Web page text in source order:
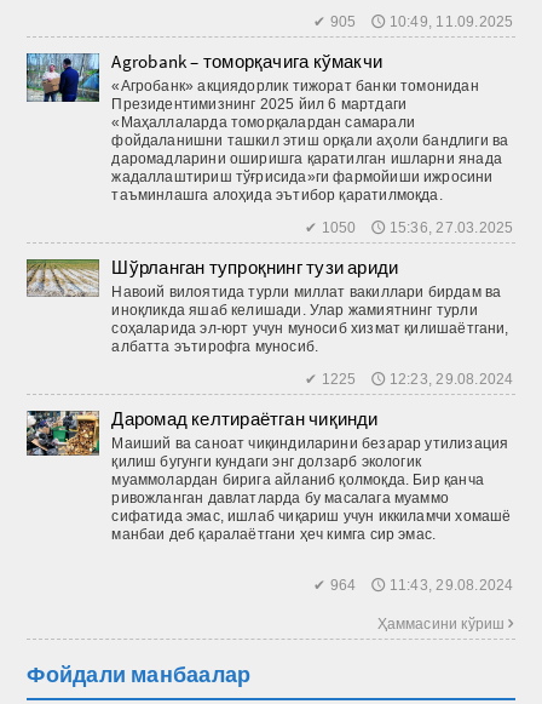
✔ 905 🕔 10:49, 11.09.2025
Agrobank – томорқачига кўмакчи
«Агробанк» акциядорлик тижорат банки томонидан
Президентимизнинг 2025 йил 6 мартдаги
«Маҳаллаларда томорқалардан самарали
фойдаланишни ташкил этиш орқали аҳоли бандлиги ва
даромадларини оширишга қаратилган ишларни янада
жадаллаштириш тўғрисида»ги фармойиши ижросини
таъминлашга алоҳида эътибор қаратилмоқда.
✔ 1050 🕔 15:36, 27.03.2025
Шўрланган тупроқнинг тузи ариди
Навоий вилоятида турли миллат вакиллари бирдам ва
иноқликда яшаб келишади. Улар жамиятнинг турли
соҳаларида эл-юрт учун муносиб хизмат қилишаётгани,
албатта эътирофга муносиб.
✔ 1225 🕔 12:23, 29.08.2024
Даромад келтираётган чиқинди
Маиший ва саноат чиқиндиларини безарар утилизация
қилиш бугунги кундаги энг долзарб экологик
муаммолардан бирига айланиб қолмоқда. Бир қанча
ривожланган давлатларда бу масалага муаммо
сифатида эмас, ишлаб чиқариш учун иккиламчи хомашё
манбаи деб қаралаётгани ҳеч кимга сир эмас.
✔ 964 🕔 11:43, 29.08.2024
Ҳаммасини кўриш 
Фойдали манбаалар